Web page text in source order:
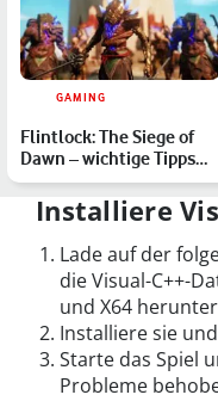
GAMING
Flintlock: The Siege of
Dawn – wichtige Tipps
und Tricks zum Spie…
Installiere
Lade auf der
die Visual-C++-
und X64
Installiere sie
Starte das Spiel
Probleme